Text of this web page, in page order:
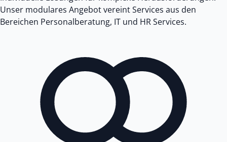
Unser modulares Angebot vereint Services aus den
Bereichen Personalberatung, IT und HR Services.